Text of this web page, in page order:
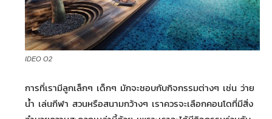
IDEO O2
การที่เรามีลูกเล็กๆ เด็กๆ มักจะชอบกับกิจกรรมต่างๆ เช่น ว่าย
น้ำ เล่นกีฬา สวนหรือสนามกว้างๆ เราควรจะเลือกคอนโดที่มีสิ่ง